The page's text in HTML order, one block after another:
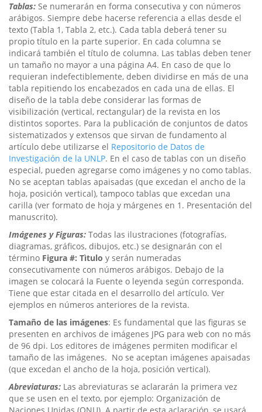
Tablas: Se numerarán en forma consecutiva y con números
arábigos. Siempre debe hacerse referencia a ellas desde el
texto (Tabla 1, Tabla 2, etc.). Cada tabla deberá tener su
propio título en la parte superior. En cada columna se
indicará también el título de columna. Las tablas deben tener
un tamaño no mayor a una página A4. En caso de que lo
requieran indefectiblemente, deben dividirse en más de una
tabla repitiendo los encabezados en cada una de ellas. El
diseño de la tabla debe considerar las formas de
visibilización (vertical, rectangular) de la revista en los
distintos soportes. Para la publicación de conjuntos de datos
sistematizados y extensos que sirvan de fundamento al
artículo debe utilizarse el Repositorio de Datos de
Investigación de la UNLP. En el caso de tablas con un diseño
especial, pueden agregarse como imágenes y no como tablas.
No se aceptan tablas apaisadas (que excedan el ancho de la
hoja, posición vertical), tampoco tablas que excedan una
carilla (ver formato de hoja y márgenes en 1. Presentación del
manuscrito).
Imágenes y Figuras: Todas las ilustraciones (fotografías,
diagramas, gráficos, dibujos, etc.) se designarán con el
término Figura #: Tìtulo y serán numeradas
consecutivamente con números arábigos. Debajo de la
imagen se colocará la Fuente o leyenda según corresponda.
Tiene que estar citada en el desarrollo del artículo. Ver
ejemplos en números anteriores de la revista.
Tamaño de las imágenes: Es fundamental que las figuras se
presenten en archivos de imágenes JPG para web con no más
de 96 dpi. Los editores de imágenes permiten modificar el
tamaño de las imágenes. No se aceptan imágenes apaisadas
(que excedan el ancho de la hoja, posición vertical).
Abreviaturas: Las abreviaturas se aclararán la primera vez
que se usen en el texto, por ejemplo: Organización de